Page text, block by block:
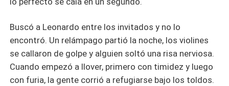
Buscó a Leonardo entre los invitados y no lo
encontró. Un relámpago partió la noche, los violines
se callaron de golpe y alguien soltó una risa nerviosa.
Cuando empezó a llover, primero con timidez y luego
con furia, la gente corrió a refugiarse bajo los toldos.